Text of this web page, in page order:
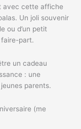
avec cette affiche
Un joli souvenir
ou d’un petit
part.
un cadeau
: une
parents.
(me